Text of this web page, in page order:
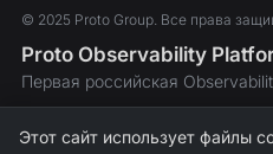
© 2025 Proto Group. Все права
Proto Observability
Первая российская
для ЭВМ и баз данных.
Этот сайт использует файлы